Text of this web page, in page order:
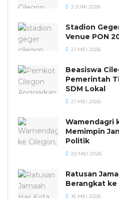
3 JUNI 2026
Stadion
Venue PON
21 MEI 2026
Beasiswa
Pemerintah
SDM Lokal
21 MEI 2026
Wamendagri
Memimpin
Politik
20 MEI 2026
Ratusan
Berangkat ke
16 MEI 2026